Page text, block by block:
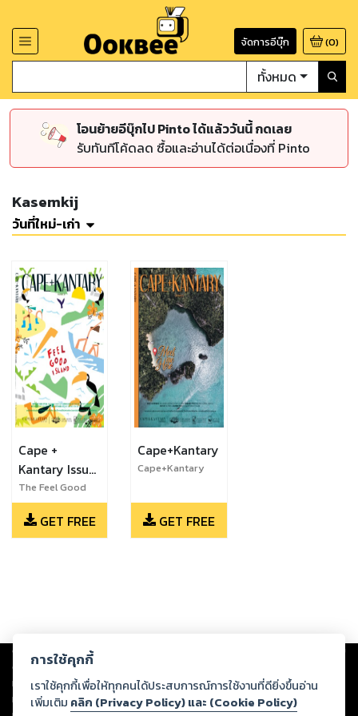
จัดการอีบุ๊ก (0)
ทั้งหมด
โอนย้ายอีบุ๊กไป Pinto ได้แล้ววันนี้ กดเลย
รับทันทีโค้ดลด ซื้อและอ่านได้ต่อเนื่องที่ Pinto
Kasemkij
วันที่ใหม่-เก่า
Cape +
Kantary Issue
24 The Feel
Good Issue
The Feel Good
Issue ISSUE 24
GET FREE
Cape+Kantary
Cape+Kantary
GET FREE
Copyright © 2026
ต่อผลงานหรือเนื้อหาใดที่อัปโหลดผ่านเว็บไซต์และปรากฏว่าละเมิดสิทธิใน
ทรัพย์สินทางปัญญาของบุคคลอื่นหรือขัดต่อกฎหมายและศีลธรรม ดังนั้น ผู้อ่าน
ทุกท่านโปรดใช้วิจารณญาณในการกลั่นกรองด้วยตนเอง และหากท่านพบว่าส่วน
การใช้คุกกี้
เราใช้คุกกี้เพื่อให้ทุกคนได้ประสบการณ์การใช้งานที่ดียิ่งขึ้นอ่าน
เพิ่มเติม คลิก (Privacy Policy) และ (Cookie Policy)